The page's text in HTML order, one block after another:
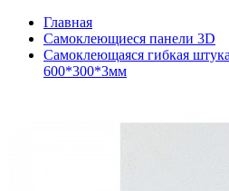
Главная
Самоклеющиеся панели 3D
Самоклеющаяся гибкая
600*300*3мм